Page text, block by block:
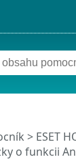
> ESET
o funkcii